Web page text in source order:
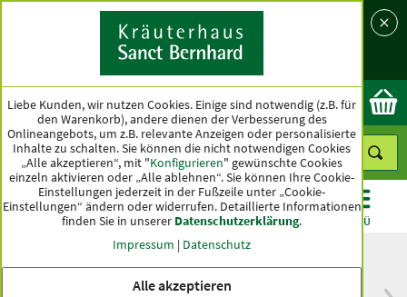
Land
Ok
KATEGORIEN ANGEBOTE TOPSELLER MENÜ
Liebe Kunden, wir nutzen Cookies. Einige sind notwendig (z.B. für
den Warenkorb), andere dienen der Verbesserung des
Onlineangebots, um z.B. relevante Anzeigen oder personalisierte
Inhalte zu schalten. Sie können die nicht notwendigen Cookies
„Alle akzeptieren“, mit "Konfigurieren" gewünschte Cookies
einzeln aktivieren oder „Alle ablehnen“. Sie können Ihre Cookie-
Einstellungen jederzeit in der Fußzeile unter „Cookie-
Einstellungen“ ändern oder widerrufen. Detaillierte Informationen
finden Sie in unserer Datenschutzerklärung.
Impressum | Datenschutz
Alle akzeptieren